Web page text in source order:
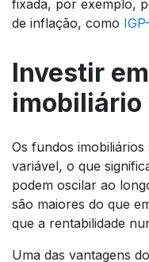
fixada, por exemplo,
de inflação, como
Investir
imobiliário
Os fundos
variável, o que
podem oscilar ao
são maiores do que
que a rentabilidade
Uma das vantagens